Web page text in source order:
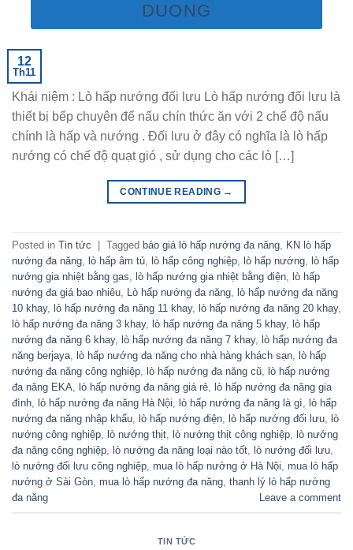
DUONG
12
Th11
Khái niệm : Lò hấp nướng đối lưu Lò hấp nướng đối lưu là
thiết bị bếp chuyên để nấu chín thức ăn với 2 chế độ nấu
chính là hấp và nướng . Đối lưu ở đây có nghĩa là lò hấp
nướng có chế độ quạt gió , sử dụng cho các lò […]
CONTINUE READING →
Posted in Tin tức Tagged báo giá lò hấp nướng đa năng, KN lò hấp
nướng đa năng, lò hấp âm tủ, lò hấp công nghiệp, lò hấp nướng, lò hấp
nướng gia nhiệt bằng gas, lò hấp nướng gia nhiệt bằng điện, lò hấp
nướng đa giá bao nhiêu, Lò hấp nướng đa năng, lò hấp nướng đa năng
10 khay, lò hấp nướng đa năng 11 khay, lò hấp nướng đa năng 20 khay,
lò hấp nướng đa năng 3 khay, lò hấp nướng đa năng 5 khay, lò hấp
nướng đa năng 6 khay, lò hấp nướng đa năng 7 khay, lò hấp nướng đa
năng berjaya, lò hấp nướng đa năng cho nhà hàng khách sạn, lò hấp
nướng đa năng công nghiệp, lò hấp nướng đa năng cũ, lò hấp nướng
đa năng EKA, lò hấp nướng đa năng giá rẻ, lò hấp nướng đa năng gia
đình, lò hấp nướng đa năng Hà Nội, lò hấp nướng đa năng là gì, lò hấp
nướng đa năng nhập khẩu, lò hấp nướng điện, lò hấp nướng đối lưu, lò
nướng công nghiệp, lò nướng thịt, lò nướng thịt công nghiệp, lò nướng
đa năng công nghiệp, lò nướng đa năng loại nào tốt, lò nướng đối lưu,
lò nướng đối lưu công nghiệp, mua lò hấp nướng ở Hà Nội, mua lò hấp
nướng ở Sài Gòn, mua lò hấp nướng đa năng, thanh lý lò hấp nướng
đa năng
Leave a comment
TIN TỨC